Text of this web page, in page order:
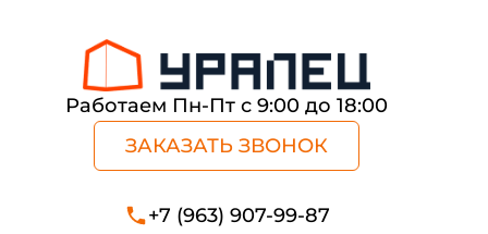
Работаем Пн-Пт с 9:00 до 18:00
ЗАКАЗАТЬ ЗВОНОК
+7 (963) 907-99-87